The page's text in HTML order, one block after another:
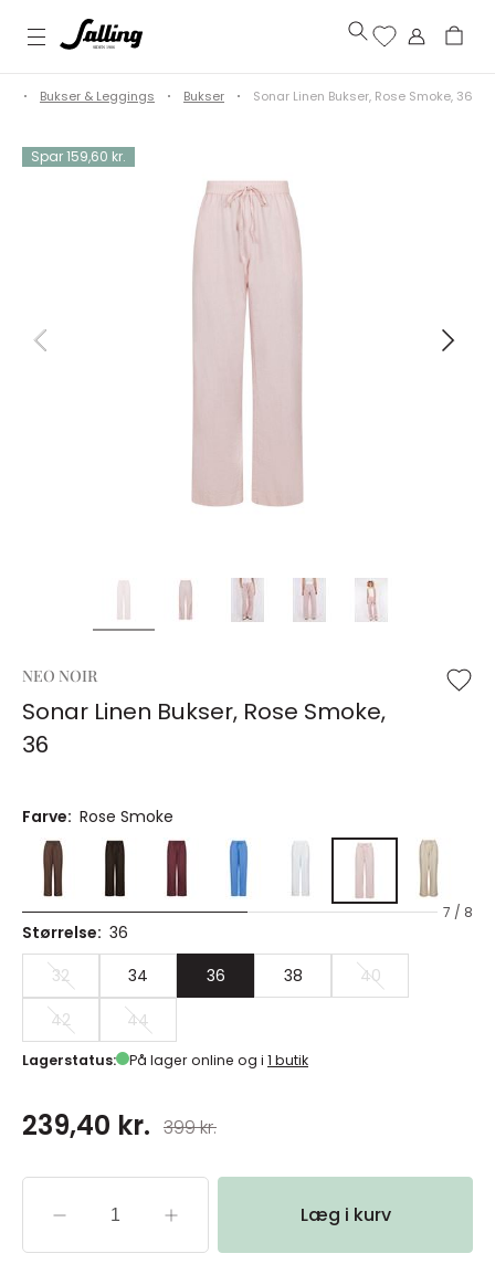
Bukser & Leggings Bukser Sonar Linen Bukser, Rose Smoke, 36
Spar 159,60 kr.
NEO NOIR
Sonar Linen Bukser, Rose Smoke,
36
Farve: Rose Smoke
7 / 8
Størrelse: 36
32
34 36 38
40
42
44
Lagerstatus: På lager online og i 1 butik
239,40 kr. 399 kr.
Læg i kurv